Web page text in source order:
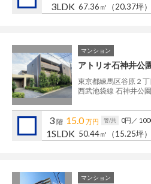
3LDK 67.36㎡ （20.37坪）
マンション
アトリオ石神井公
東京都練馬区谷原２
西武池袋線 石神井公
3 階 15.0万円 管/共 0円 ／
1SLDK 50.44㎡ （15.25坪）
マンション